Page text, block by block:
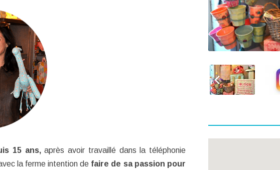
15 ans,après avoir travaillé dans la téléphonie
la ferme intention de faire de sa passion pour